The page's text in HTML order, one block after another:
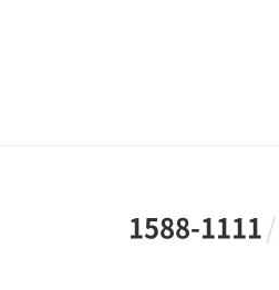
1588-1111/